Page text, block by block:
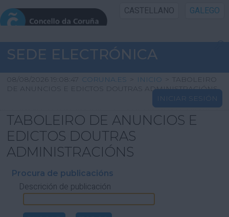
CASTELLANO GALEGO
INICIO SEDE
INICIO
INFORMACIÓN PÚBLICA
CARTAFOL CIDADÁN
UTILIDADES
AXUDA
SEDE ELECTRÓNICA
08/08/2026 19:08:47 CORUNA.ES > INICIO > TABOLEIRO
DE ANUNCIOS E EDICTOS DOUTRAS ADMINISTRACIÓNS
INICIAR SESIÓN
TABOLEIRO DE ANUNCIOS E
EDICTOS DOUTRAS
ADMINISTRACIÓNS
Procura de publicacións
Descrición de publicación